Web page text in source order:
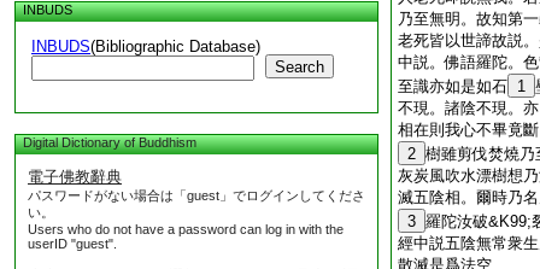
INBUDS
INBUDS(Bibliographic Database)
Search
Digital Dictionary of Buddhism
電子佛教辭典
パスワードがない場合は「guest」でログインしてくださ
い。
Users who do not have a password can log in with the
userID "guest".
乃至無明。故知第
老死皆以世諦故説
中説。佛語羅陀。
至識亦如是如石 1
不現。諸陰不現。
相在則我心不畢竟
2 樹雖剪伐焚燒
灰炭風吹水漂樹想
滅五陰相。爾時乃
3 羅陀汝破&K99;
經中説五陰無常衆
散滅是爲法空